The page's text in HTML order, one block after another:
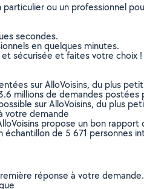
ou un professionnel
secondes.
en quelques minutes.
sécurisée et faites votre choix !
sur AlloVoisins, du plus
millions de demandes postées
sur AlloVoisins, du plus
votre demande
propose un bon
échantillon de 5 671 personnes
réponse à votre